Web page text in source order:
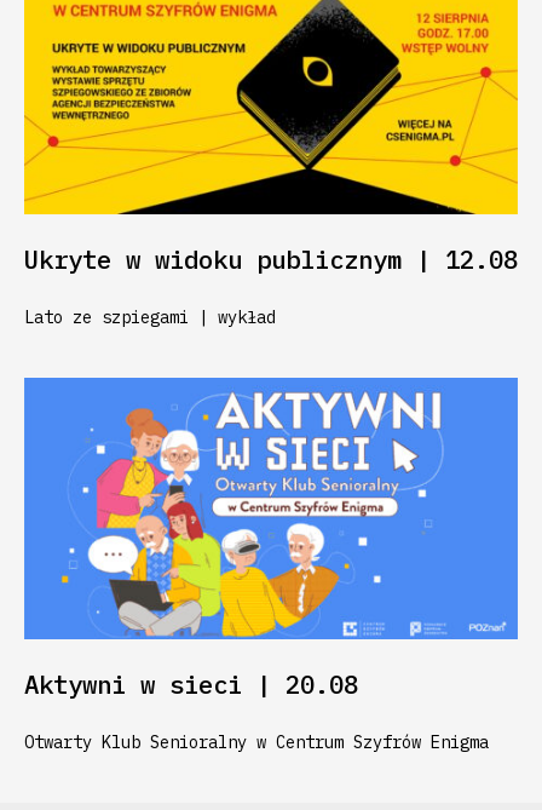
Ukryte w widoku publicznym | 12.08
Lato ze szpiegami | wykład
Aktywni w sieci | 20.08
Otwarty Klub Senioralny w Centrum Szyfrów Enigma